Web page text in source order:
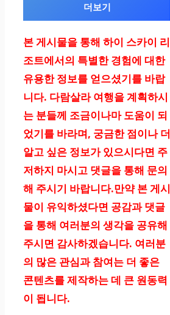
예약하기
더보기
본 게시물을 통해 하이 스카이 리
조트에서의 특별한 경험에 대한
유용한 정보를 얻으셨기를 바랍
니다. 다람살라 여행을 계획하시
는 분들께 조금이나마 도움이 되
었기를 바라며, 궁금한 점이나 더
알고 싶은 정보가 있으시다면 주
저하지 마시고 댓글을 통해 문의
해 주시기 바랍니다.만약 본 게시
물이 유익하셨다면 공감과 댓글
을 통해 여러분의 생각을 공유해
주시면 감사하겠습니다. 여러분
의 많은 관심과 참여는 더 좋은
콘텐츠를 제작하는 데 큰 원동력
이 됩니다.